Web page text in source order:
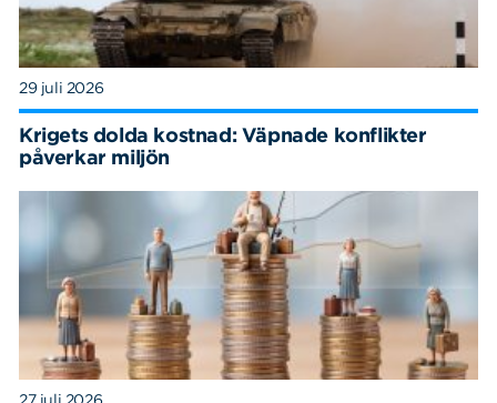
29 juli 2026
Krigets dolda kostnad: Väpnade konflikter
påverkar miljön